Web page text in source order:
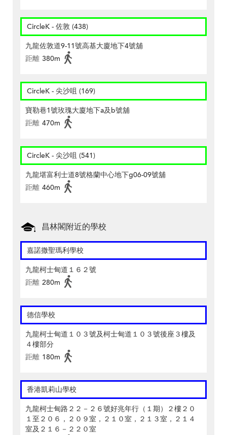
CircleK - 佐敦 (438)
九龍佐敦道9-11號高基大廈地下4號舖
距離 380m
CircleK - 尖沙咀 (169)
寶勒巷1號玫瑰大廈地下a及b號舖
距離 470m
CircleK - 尖沙咀 (541)
九龍堪富利士道8號格蘭中心地下g06-09號舖
距離 460m
昌林閣附近的學校
嘉諾撒聖瑪利學校
九龍柯士甸道１６２號
距離 280m
德信學校
九龍柯士甸道１０３號及柯士甸道１０３號後座３樓及
４樓部分
距離 180m
香港凱莉山學校
九龍柯士甸路２２－２６號好兆年行（１期）２樓２０
１至２０６，２０９室，２１０室，２１３室，２１４
室及２１６－２２０室